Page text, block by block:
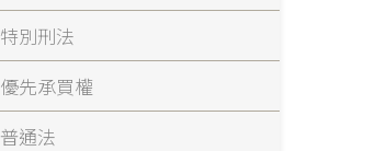
特別刑法
優先承買權
普通法